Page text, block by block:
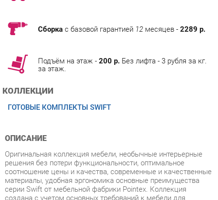
КОЛЛЕКЦИИ
ОПИСАНИЕ
решения без потери функциональности, оптимальное
соотношение цены и качества, современные и качественные
материалы, удобная эргономика основные преимущества
серии Swift от мебельной фабрики Pointex. Коллекция
создана с учетом основных требований к мебели для
кабинета и офиса ценовая экономичность в комплексе с
широкими функциональными возможностями мебели.
Модельный ряд серии Swift позволяет организовать